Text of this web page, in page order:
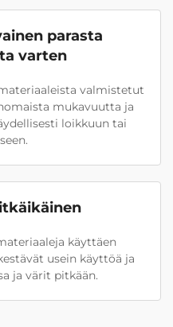
parasta
varten
valmistetut
mukavuutta ja
loikkuun tai
käyttäen
usein käyttöä ja
ja värit pitkään.